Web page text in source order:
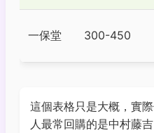
一保堂 300-450
這個表格只是大概，實
人最常回購的是中村藤